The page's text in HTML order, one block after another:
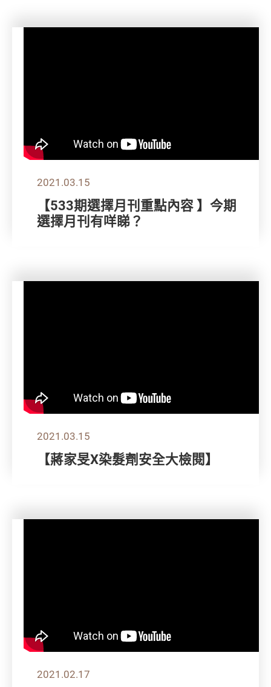
2021.03.15
【533期選擇月刊重點內容 】今期
選擇月刊有咩睇？
2021.03.15
【蔣家旻X染髮劑安全大檢閱】
2021.02.17